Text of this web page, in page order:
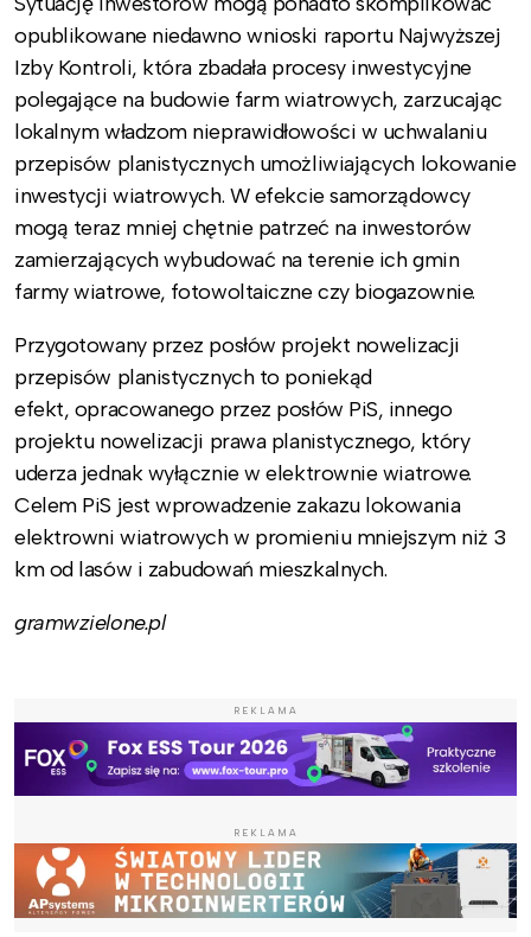
opublikowane niedawno wnioski raportu Najwyższej
Izby Kontroli, która zbadała procesy inwestycyjne
polegające na budowie farm wiatrowych, zarzucając
lokalnym władzom nieprawidłowości w uchwalaniu
przepisów planistycznych umożliwiających lokowanie
inwestycji wiatrowych. W efekcie samorządowcy
mogą teraz mniej chętnie patrzeć na inwestorów
zamierzających wybudować na terenie ich gmin
farmy wiatrowe, fotowoltaiczne czy biogazownie.
Przygotowany przez posłów projekt nowelizacji
przepisów planistycznych to poniekąd
efekt, opracowanego przez posłów PiS, innego
projektu nowelizacji prawa planistycznego, który
uderza jednak wyłącznie w elektrownie wiatrowe.
Celem PiS jest wprowadzenie zakazu lokowania
elektrowni wiatrowych w promieniu mniejszym niż 3
km od lasów i zabudowań mieszkalnych.
gramwzielone.pl
REKLAMA
REKLAMA